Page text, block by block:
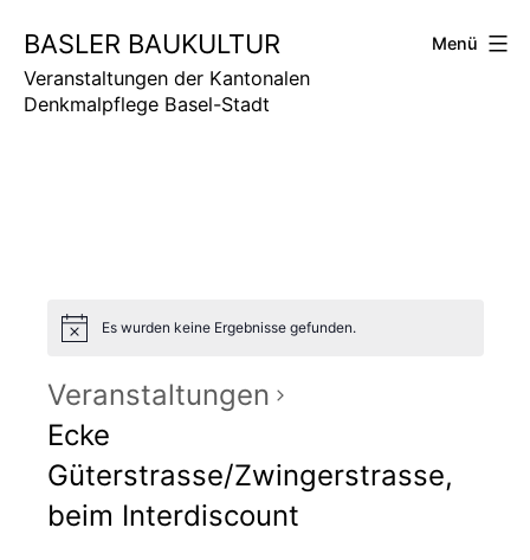
Inhalt
springen
BASLER BAUKULTUR
Veranstaltungen der Kantonalen
Denkmalpflege Basel-Stadt
Menü
Es wurden keine Ergebnisse gefunden.
Veranstaltungen
Ecke
Güterstrasse/Zwingerstrasse,
beim Interdiscount